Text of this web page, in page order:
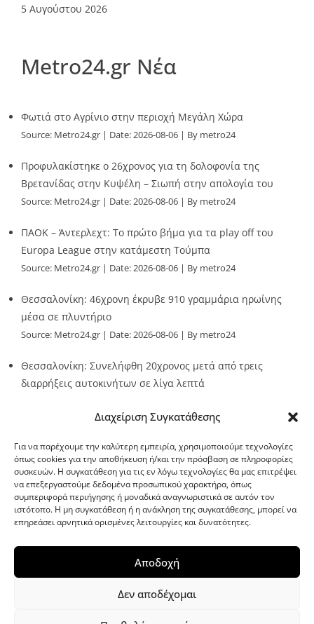
Διαχείριση Συγκατάθεσης
Για να παρέχουμε την καλύτερη εμπειρία, χρησιμοποιούμε τεχνολογίες
όπως cookies για την αποθήκευση ή/και την πρόσβαση σε πληροφορίες
συσκευών. Η συγκατάθεση για τις εν λόγω τεχνολογίες θα μας επιτρέψει
να επεξεργαστούμε δεδομένα προσωπικού χαρακτήρα, όπως
συμπεριφορά περιήγησης ή μοναδικά αναγνωριστικά σε αυτόν τον
ιστότοπο. Η μη συγκατάθεση ή η ανάκληση της συγκατάθεσης, μπορεί να
επηρεάσει αρνητικά ορισμένες λειτουργίες και δυνατότητες.
Αποδοχή
Δεν αποδέχομαι
5 Αυγούστου 2026
Metro24.gr Νέα
Φωτιά στο Αγρίνιο στην περιοχή Μεγάλη Χώρα
Source: Metro24.gr Date: 2026-08-06 By metro24
Προφυλακίστηκε ο 26χρονος για τη δολοφονία της
Βρετανίδας στην Κυψέλη – Σιωπή στην απολογία του
Source: Metro24.gr Date: 2026-08-06 By metro24
ΠΑΟΚ – Άντερλεχτ: Το πρώτο βήμα για τα play off του
Europa League στην κατάμεστη Τούμπα
Source: Metro24.gr Date: 2026-08-06 By metro24
Θεσσαλονίκη: 46χρονη έκρυβε 910 γραμμάρια ηρωίνης
μέσα σε πλυντήριο
Source: Metro24.gr Date: 2026-08-06 By metro24
Θεσσαλονίκη: Συνελήφθη 20χρονος μετά από τρεις
διαρρήξεις αυτοκινήτων σε λίγα λεπτά
G-point.gr